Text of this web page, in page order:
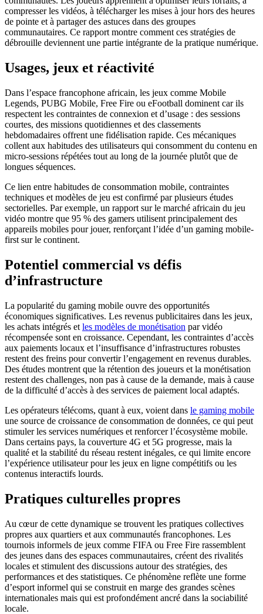
compresser les vidéos, à télécharger les mises à jour hors des heures
de pointe et à partager des astuces dans des groupes
communautaires. Ce rapport montre comment ces stratégies de
débrouille deviennent une partie intégrante de la pratique numérique.
Usages, jeux et réactivité
Dans l’espace francophone africain, les jeux comme Mobile
Legends, PUBG Mobile, Free Fire ou eFootball dominent car ils
respectent les contraintes de connexion et d’usage : des sessions
courtes, des missions quotidiennes et des classements
hebdomadaires offrent une fidélisation rapide. Ces mécaniques
collent aux habitudes des utilisateurs qui consomment du contenu en
micro-sessions répétées tout au long de la journée plutôt que de
longues séquences.
Ce lien entre habitudes de consommation mobile, contraintes
techniques et modèles de jeu est confirmé par plusieurs études
sectorielles. Par exemple, un rapport sur le marché africain du jeu
vidéo montre que 95 % des gamers utilisent principalement des
appareils mobiles pour jouer, renforçant l’idée d’un gaming mobile-
first sur le continent.
Potentiel commercial vs défis
d’infrastructure
La popularité du gaming mobile ouvre des opportunités
économiques significatives. Les revenus publicitaires dans les jeux,
les achats intégrés et les modèles de monétisation par vidéo
récompensée sont en croissance. Cependant, les contraintes d’accès
aux paiements locaux et l’insuffisance d’infrastructures robustes
restent des freins pour convertir l’engagement en revenus durables.
Des études montrent que la rétention des joueurs et la monétisation
restent des challenges, non pas à cause de la demande, mais à cause
de la difficulté d’accès à des services de paiement local adaptés.
Les opérateurs télécoms, quant à eux, voient dans le gaming mobile
une source de croissance de consommation de données, ce qui peut
stimuler les services numériques et renforcer l’écosystème mobile.
Dans certains pays, la couverture 4G et 5G progresse, mais la
qualité et la stabilité du réseau restent inégales, ce qui limite encore
l’expérience utilisateur pour les jeux en ligne compétitifs ou les
contenus interactifs lourds.
Pratiques culturelles propres
Au cœur de cette dynamique se trouvent les pratiques collectives
propres aux quartiers et aux communautés francophones. Les
tournois informels de jeux comme FIFA ou Free Fire rassemblent
des jeunes dans des espaces communautaires, créent des rivalités
locales et stimulent des discussions autour des stratégies, des
performances et des statistiques. Ce phénomène reflète une forme
d’esport informel qui se construit en marge des grandes scènes
internationales mais qui est profondément ancré dans la sociabilité
locale.